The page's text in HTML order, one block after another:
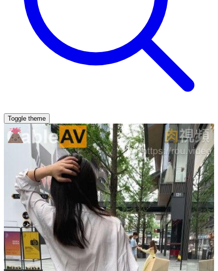
Toggle theme